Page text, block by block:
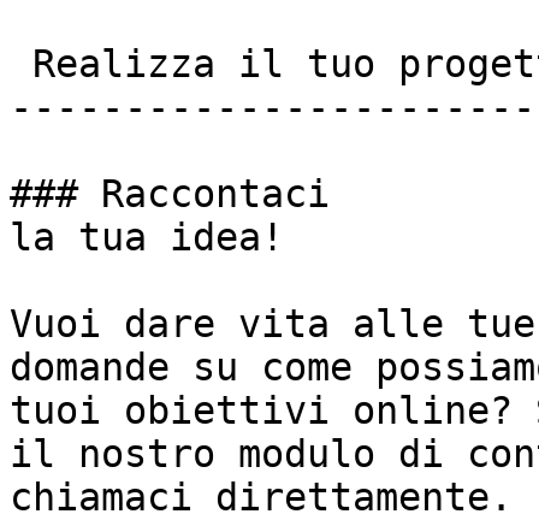
### Raccontaci
la tua idea!
Vuoi dare vita alle
domande su come
tuoi obiettivi online?
il nostro modulo di
chiamaci direttamente.